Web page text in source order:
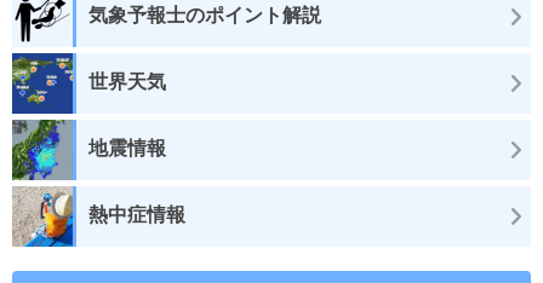
気象予報士のポイント解説
世界天気
地震情報
熱中症情報